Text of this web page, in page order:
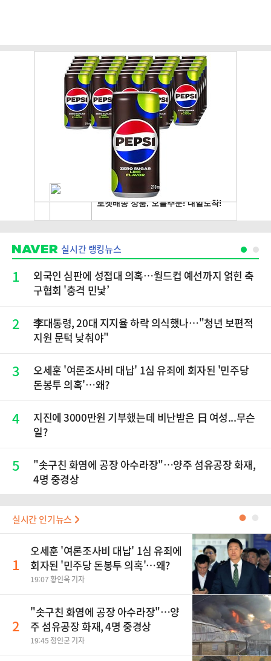
실시간 랭킹뉴스
1
외국인 심판에 성접대 의혹…월드컵 예선까지 얽힌 축
구협회 '충격 민낯’
2
李대통령, 20대 지지율 하락 의식했나…"청년 보편적
지원 문턱 낮춰야"
3
오세훈 '여론조사비 대납' 1심 유죄에 회자된 '민주당
돈봉투 의혹'…왜?
4
지진에 3000만원 기부했는데 비난받은 日 여성...무슨
일?
5
"솟구친 화염에 공장 아수라장"…양주 섬유공장 화재,
4명 중경상
실시간 인기뉴스 ●
1
오세훈 '여론조사비 대납' 1심 유죄에
회자된 '민주당 돈봉투 의혹'…왜?
19:07 황인욱 기자
2
"솟구친 화염에 공장 아수라장"…양
주 섬유공장 화재, 4명 중경상
19:45 정인균 기자